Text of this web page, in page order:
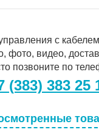
с
фото, видео,
позвоните по
(383) 383 25